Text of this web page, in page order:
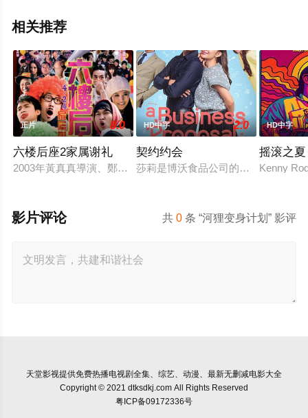
相关推荐
正片 8.0
六楼后座2家属谢礼
2003年黃真真導演、鄭丹瑞編劇的喜劇《六樓后座》拍出香港
HD中字 2.0
契约约会
莎莉是博沃食品公司的食品分析师，
HD中字
摇滚之夏
Kenny
共0 条 “河狸变身计划” 影评
影片评论
天堂影视提供免费热播电视剧全集、综艺、动漫、最新无删减电影大全
Copyright © 2021 dtksdkj.com All Rights Reserved
粤ICP备09172336号